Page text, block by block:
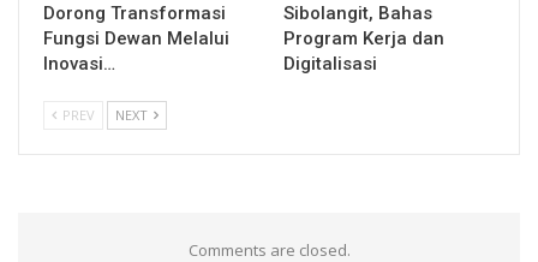
Dorong Transformasi
Fungsi Dewan Melalui
Inovasi…
Sibolangit, Bahas
Program Kerja dan
Digitalisasi
PREV NEXT
Comments are closed.